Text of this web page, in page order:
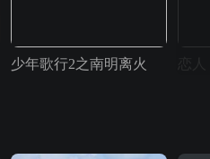
少年歌行2之南明离火